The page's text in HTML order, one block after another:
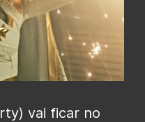
vai ficar no